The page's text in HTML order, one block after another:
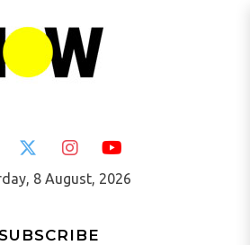
8 August, 2026
SUBSCRIBE